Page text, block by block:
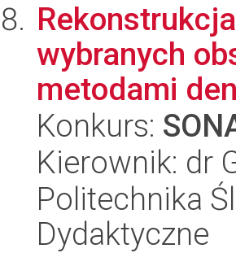
wybranych
metodami
Konkurs:
Kierownik: dr
Politechnika
Dydaktyczne